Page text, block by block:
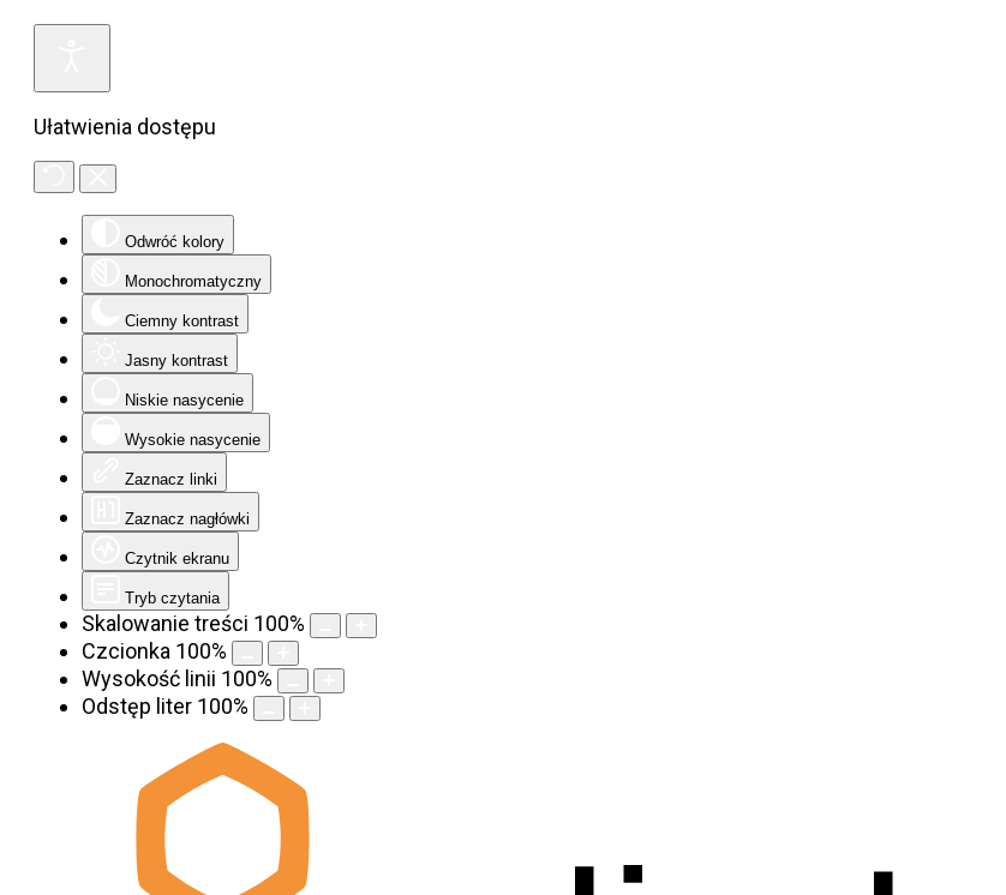
Ułatwienia dostępu
Odwróć kolory
Monochromatyczny
Ciemny kontrast
Jasny kontrast
Niskie nasycenie
Wysokie nasycenie
Zaznacz linki
Zaznacz nagłówki
Czytnik ekranu
Tryb czytania
Skalowanie treści 100%
Czcionka 100%
Wysokość linii 100%
Odstęp liter 100%